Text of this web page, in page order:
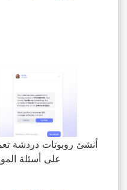
أنشئ روبوتات دردشة
على أسئلة